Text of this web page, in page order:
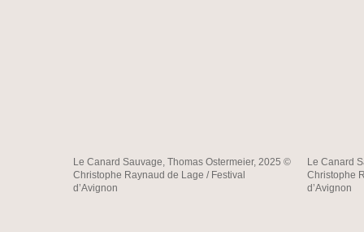
Le Canard Sauvage, Thomas Ostermeier, 2025 ©
Christophe Raynaud de Lage / Festival
d’Avignon
Le Canard
Christophe
d’Avignon